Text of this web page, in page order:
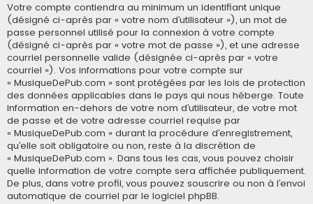
Votre compte contiendra au minimum un identifiant unique
(désigné ci-après par « votre nom d’utilisateur »), un mot de
passe personnel utilisé pour la connexion à votre compte
(désigné ci-après par « votre mot de passe »), et une adresse
courriel personnelle valide (désignée ci-après par « votre
courriel »). Vos informations pour votre compte sur
« MusiqueDePub.com » sont protégées par les lois de protection
des données applicables dans le pays qui nous héberge. Toute
information en-dehors de votre nom d’utilisateur, de votre mot
de passe et de votre adresse courriel requise par
« MusiqueDePub.com » durant la procédure d’enregistrement,
qu’elle soit obligatoire ou non, reste à la discrétion de
« MusiqueDePub.com ». Dans tous les cas, vous pouvez choisir
quelle information de votre compte sera affichée publiquement.
De plus, dans votre profil, vous pouvez souscrire ou non à l’envoi
automatique de courriel par le logiciel phpBB.